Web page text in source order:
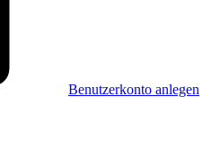
Benutzerkonto anlegen